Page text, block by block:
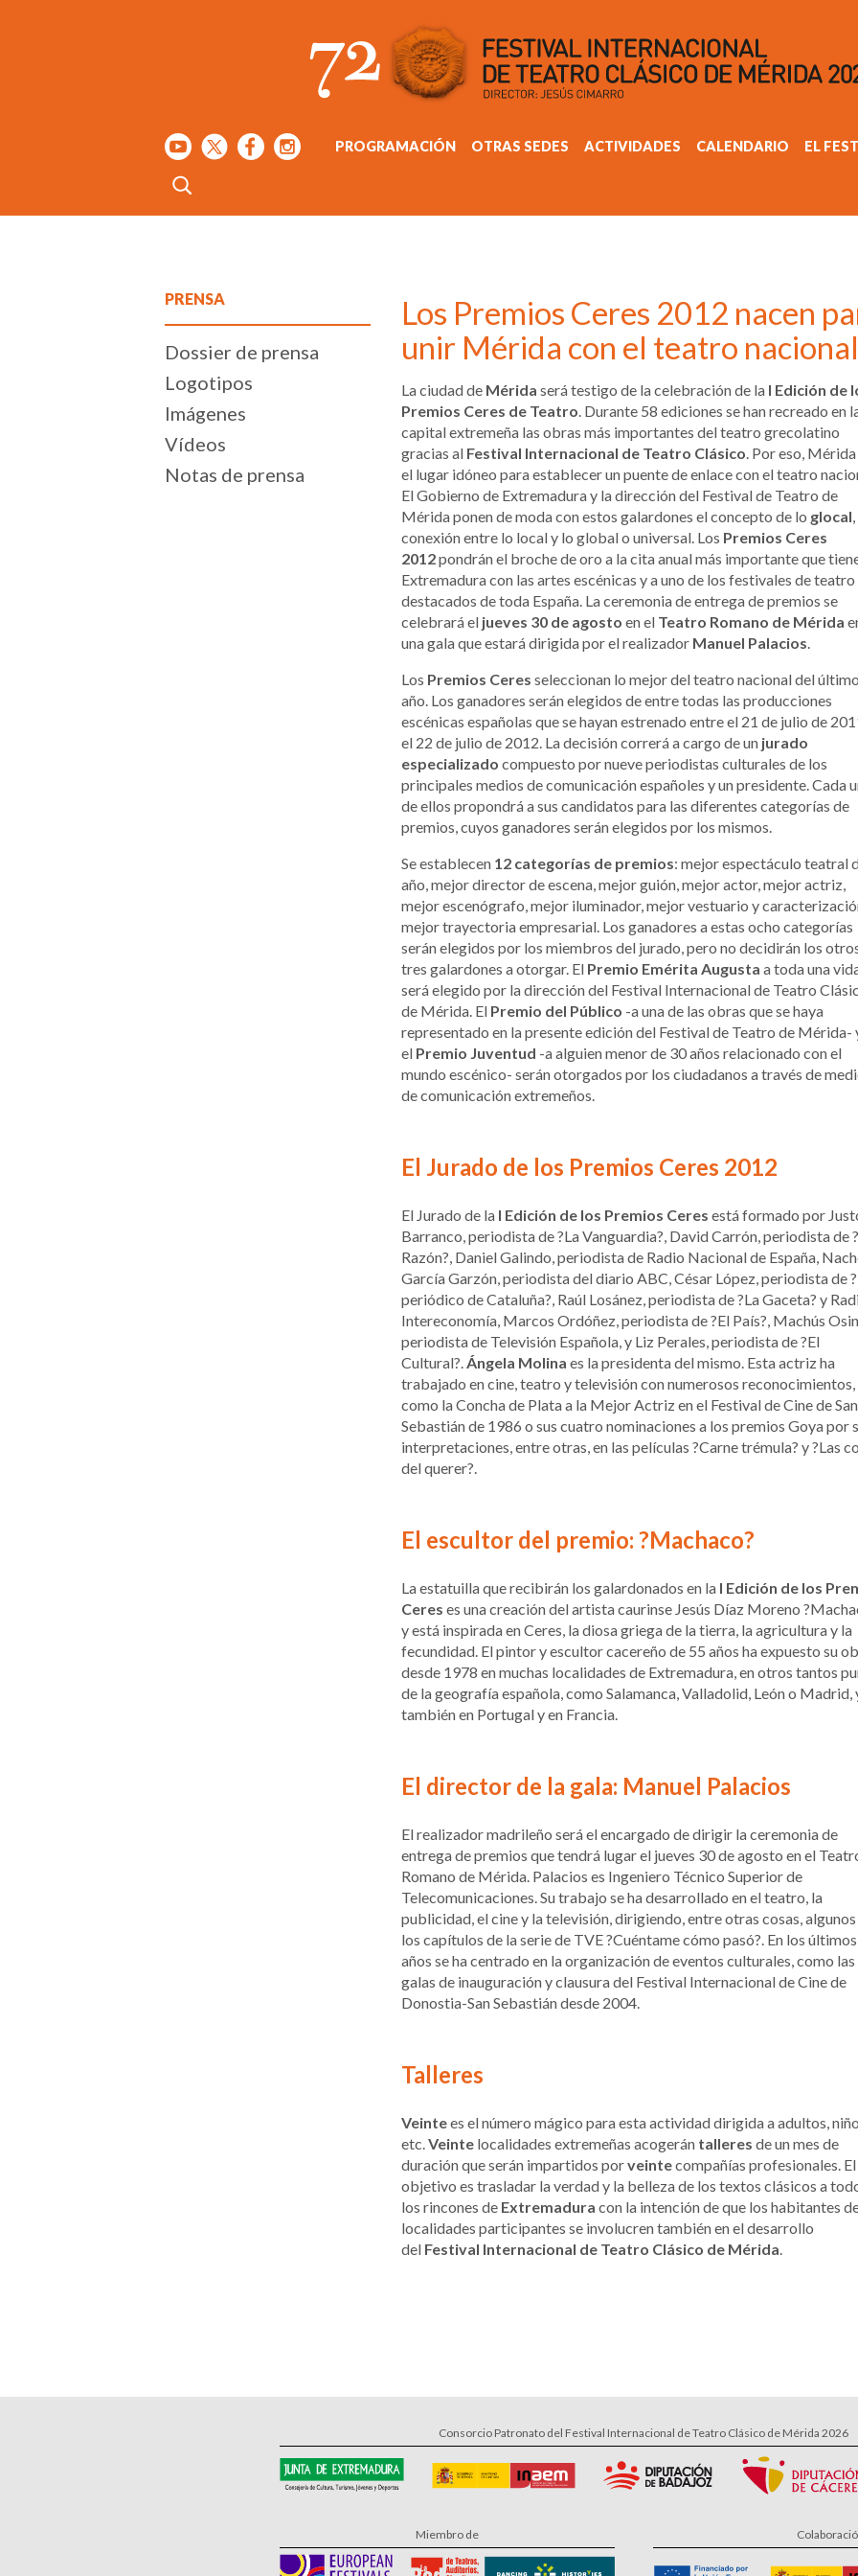
PROGRAMACIÓN OTRAS SEDES ACTIVIDADES CALENDARIO EL
PRENSA
Dossier de prensa
Logotipos
Imágenes
Vídeos
Notas de prensa
Los Premios Ceres 2012 nacen
unir Mérida con el teatro nacional
La ciudad de Mérida será testigo de la celebración de la I Edición de
Premios Ceres de Teatro. Durante 58 ediciones se han recreado en
capital extremeña las obras más importantes del teatro grecolatino
gracias al Festival Internacional de Teatro Clásico. Por eso, Mérida
el lugar idóneo para establecer un puente de enlace con el teatro
El Gobierno de Extremadura y la dirección del Festival de Teatro de
Mérida ponen de moda con estos galardones el concepto de lo glocal
conexión entre lo local y lo global o universal. Los Premios Ceres
2012pondrán el broche de oro a la cita anual más importante que
Extremadura con las artes escénicas y a uno de los festivales de teatro
destacados de toda España. La ceremonia de entrega de premios se
celebrará el jueves 30 de agosto en el Teatro Romano de Mérida
una gala que estará dirigida por el realizador Manuel Palacios.
Los Premios Ceres seleccionan lo mejor del teatro nacional del último
año. Los ganadores serán elegidos de entre todas las producciones
escénicas españolas que se hayan estrenado entre el 21 de julio de
el 22 de julio de 2012. La decisión correrá a cargo de un jurado
especializado compuesto por nueve periodistas culturales de los
principales medios de comunicación españoles y un presidente. Cada
de ellos propondrá a sus candidatos para las diferentes categorías de
premios, cuyos ganadores serán elegidos por los mismos.
Se establecen 12 categorías de premios: mejor espectáculo teatral
año, mejor director de escena, mejor guión, mejor actor, mejor actriz,
mejor escenógrafo, mejor iluminador, mejor vestuario y
mejor trayectoria empresarial. Los ganadores a estas ocho categorías
serán elegidos por los miembros del jurado, pero no decidirán los
tres galardones a otorgar. El Premio Emérita Augusta a toda una
será elegido por la dirección del Festival Internacional de Teatro
de Mérida. El Premio del Público -a una de las obras que se haya
representado en la presente edición del Festival de Teatro de Mérida-
el Premio Juventud -a alguien menor de 30 años relacionado con el
mundo escénico- serán otorgados por los ciudadanos a través de
de comunicación extremeños.
El Jurado de los Premios Ceres 2012
El Jurado de la I Edición de los Premios Ceres está formado por
Barranco, periodista de ?La Vanguardia?, David Carrón, periodista de
Razón?, Daniel Galindo, periodista de Radio Nacional de España,
García Garzón, periodista del diario ABC, César López, periodista de
periódico de Cataluña?, Raúl Losánez, periodista de ?La Gaceta? y
Intereconomía, Marcos Ordóñez, periodista de ?El País?, Machús
periodista de Televisión Española, y Liz Perales, periodista de ?El
Cultural?.Ángela Molina es la presidenta del mismo. Esta actriz ha
trabajado en cine, teatro y televisión con numerosos reconocimientos,
como la Concha de Plata a la Mejor Actriz en el Festival de Cine de San
Sebastián de 1986 o sus cuatro nominaciones a los premios Goya por
interpretaciones, entre otras, en las películas ?Carne trémula? y ?Las
del querer?.
El escultor del premio: ?Machaco?
La estatuilla que recibirán los galardonados en la I Edición de los
Ceres es una creación del artista caurinse Jesús Díaz Moreno
y está inspirada en Ceres, la diosa griega de la tierra, la agricultura y la
fecundidad. El pintor y escultor cacereño de 55 años ha expuesto su
desde 1978 en muchas localidades de Extremadura, en otros tantos
de la geografía española, como Salamanca, Valladolid, León o Madrid,
también en Portugal y en Francia.
El director de la gala: Manuel Palacios
El realizador madrileño será el encargado de dirigir la ceremonia de
entrega de premios que tendrá lugar el jueves 30 de agosto en el
Romano de Mérida. Palacios es Ingeniero Técnico Superior de
Telecomunicaciones. Su trabajo se ha desarrollado en el teatro, la
publicidad, el cine y la televisión, dirigiendo, entre otras cosas,
los capítulos de la serie de TVE ?Cuéntame cómo pasó?. En los últimos
años se ha centrado en la organización de eventos culturales, como las
galas de inauguración y clausura del Festival Internacional de Cine de
Donostia-San Sebastián desde 2004.
Talleres
Veintees el número mágico para esta actividad dirigida a adultos,
etc.Veinte localidades extremeñas acogerán talleres de un mes de
duración que serán impartidos porveintecompañías profesionales. El
objetivo es trasladar la verdad y la belleza de los textos clásicos a
los rincones de Extremadura con la intención de que los habitantes
localidades participantes se involucren también en el desarrollo
del Festival Internacional de Teatro Clásico de Mérida.
Consorcio Patronato del Festival Internacional de Teatro Clásico de Mérida 2026
Miembro de